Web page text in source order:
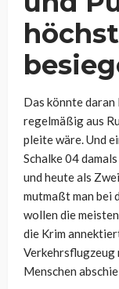
Das könnte daran
regelmäßig aus
pleite wäre. Und
Schalke 04
und heute als
mutmaßt man bei
wollen die
die Krim
Menschen